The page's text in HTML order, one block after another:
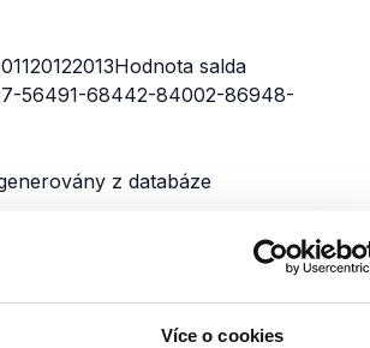
Více o cookies
salda
56491-68442-84002-86948-
z databáze
výroků nedostali. Údaje budou